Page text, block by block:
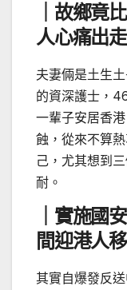
｜故鄉竟
人心痛出走
夫妻倆是土生
的資深護士，
一輩子安居香
蝕，從來不算
己，尤其想到
耐。
｜實施國
間迎港人移
其實自爆發反